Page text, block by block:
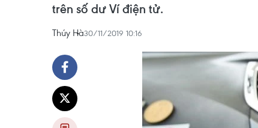
trên số dư Ví điện tử.
Thúy Hà30/11/2019 10:16